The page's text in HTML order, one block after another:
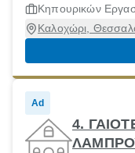
Κηπουρικών
Καλοχώρι,
Ad
4.